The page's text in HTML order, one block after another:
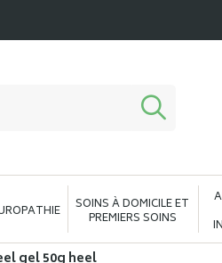
SOINS À DOMICILE ET
PREMIERS SOINS